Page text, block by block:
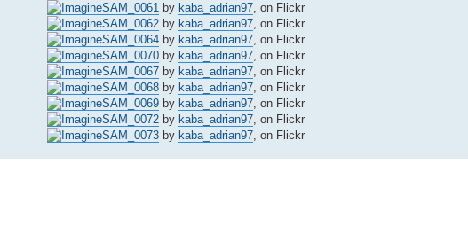
SAM_0061 by kaba_adrian97, on Flickr
SAM_0062 by kaba_adrian97, on Flickr
SAM_0064 by kaba_adrian97, on Flickr
SAM_0070 by kaba_adrian97, on Flickr
SAM_0067 by kaba_adrian97, on Flickr
SAM_0068 by kaba_adrian97, on Flickr
SAM_0069 by kaba_adrian97, on Flickr
SAM_0072 by kaba_adrian97, on Flickr
SAM_0073 by kaba_adrian97, on Flickr